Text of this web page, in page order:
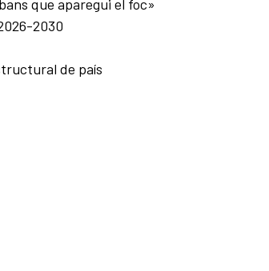
que aparegui el foc»
2030
de país